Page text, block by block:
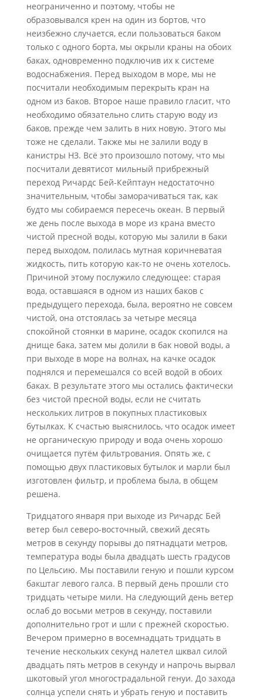
неограниченно и поэтому, чтобы не
образовывался крен на один из бортов, что
неизбежно случается, если пользоваться баком
только с одного борта, мы окрыли краны на обоих
баках, одновременно подключив их к системе
водоснабжения. Перед выходом в море, мы не
посчитали необходимым перекрыть кран на
одном из баков. Второе наше правило гласит, что
необходимо обязательно слить старую воду из
баков, прежде чем залить в них новую. Этого мы
тоже не сделали. Также мы не залили воду в
канистры НЗ. Всё это произошло потому, что мы
посчитали девятисот мильный прибрежный
переход Ричардс Бей-Кейптаун недостаточно
значительным, чтобы заморачиваться так, как
будто мы собираемся пересечь океан. В первый
же день после выхода в море из крана вместо
чистой пресной воды, которую мы залили в баки
перед выходом, полилась мутная коричневатая
жидкость, пить которую как-то не очень хотелось.
Причиной этому послужило следующее: старая
вода, оставшаяся в одном из наших баков с
предыдущего перехода, была, вероятно не совсем
чистой, она отстоялась за четыре месяца
спокойной стоянки в марине, осадок скопился на
днище бака, затем мы долили в бак новой воды, а
при выходе в море на волнах, на качке осадок
поднялся и перемешался со всей водой в обоих
баках. В результате этого мы остались фактически
без чистой пресной воды, если не считать
нескольких литров в покупных пластиковых
бутылках. К счастью выяснилось, что осадок имеет
не органическую природу и вода очень хорошо
очищается путём фильтрования. Опять же, с
помощью двух пластиковых бутылок и марли был
изготовлен фильтр, и проблема была, в общем
решена.
Тридцатого января при выходе из Ричардс Бей
ветер был северо-восточный, свежий десять
метров в секунду порывы до пятнадцати метров,
температура воды была двадцать шесть градусов
по Цельсию. Мы поставили геную и пошли курсом
бакштаг левого галса. В первый день прошли сто
тридцать четыре мили. На следующий день ветер
ослаб до восьми метров в секунду, поставили
дополнительно грот и шли с прежней скоростью.
Вечером примерно в восемнадцать тридцать в
течение нескольких секунд налетел шквал силой
двадцать пять метров в секунду и напрочь вырвал
шкотовый угол многострадальной генуи. До захода
солнца успели снять и убрать геную и поставить